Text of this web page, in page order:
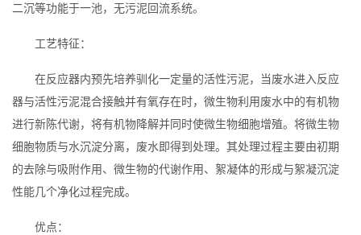
二沉等功能于一池，无污泥回流系统。
工艺特征：
在反应器内预先培养驯化一定量的活性污泥，当废水进入反应
器与活性污泥混合接触并有氧存在时，微生物利用废水中的有机物
进行新陈代谢，将有机物降解并同时使微生物细胞增殖。将微生物
细胞物质与水沉淀分离，废水即得到处理。其处理过程主要由初期
的去除与吸附作用、微生物的代谢作用、絮凝体的形成与絮凝沉淀
性能几个净化过程完成。
优点：